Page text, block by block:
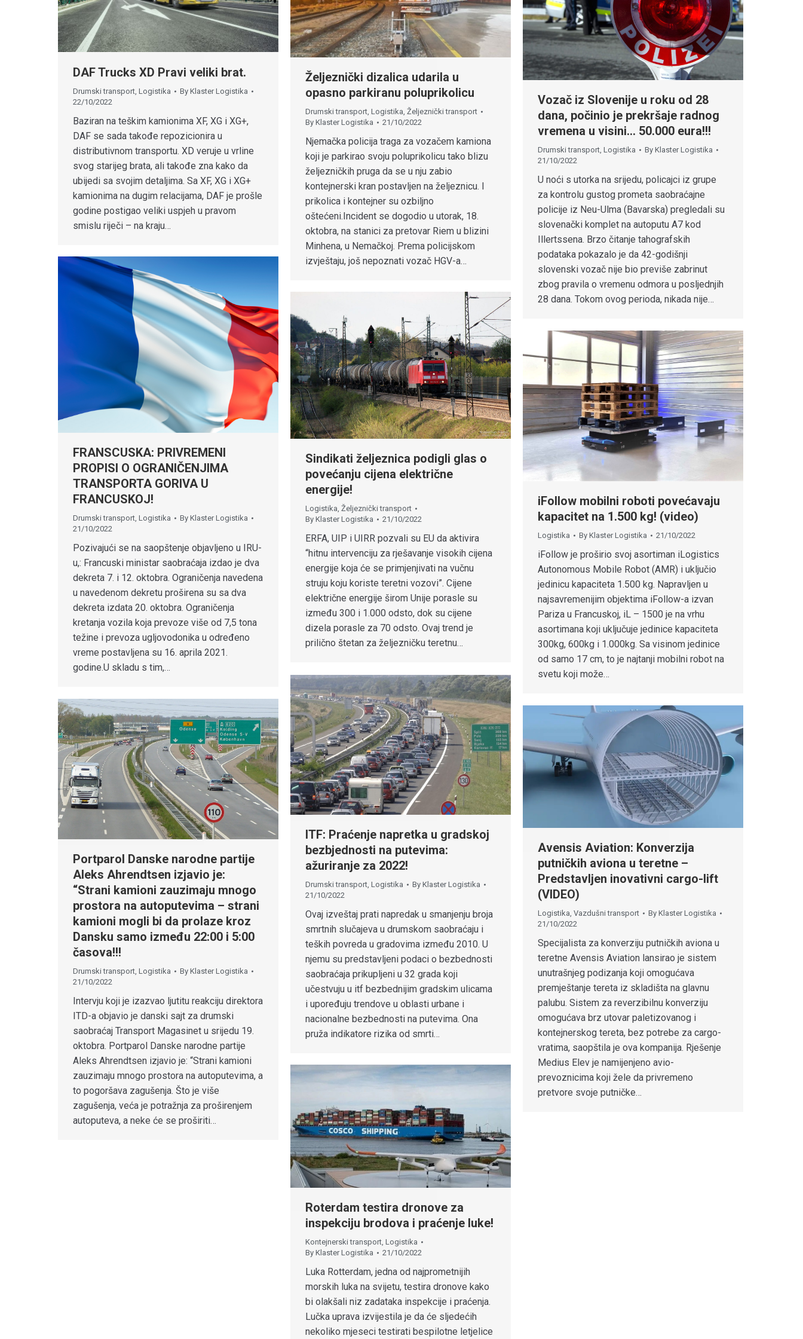
DAF Trucks XD Pravi veliki brat.
Drumski transport Logistika By Klaster Logistika
22/10/2022
Baziran na teškim kamionima XF, XG i XG+,
DAF se sada takođe repozicionira u
distributivnom transportu. XD veruje u vrline
svog starijeg brata, ali takođe zna kako da
ubijedi sa svojim detaljima. Sa XF, XG i XG+
kamionima na dugim relacijama, DAF je prošle
godine postigao veliki uspjeh u pravom
smislu riječi – na kraju…
Željeznički dizalica udarila u
opasno parkiranu poluprikolicu
Drumski transport Logistika Željeznički transport
By Klaster Logistika 21/10/2022
Njemačka policija traga za vozačem kamiona
koji je parkirao svoju poluprikolicu tako blizu
željezničkih pruga da se u nju zabio
kontejnerski kran postavljen na željeznicu. I
prikolica i kontejner su ozbiljno
oštećeni.Incident se dogodio u utorak, 18.
oktobra, na stanici za pretovar Riem u blizini
Minhena, u Nemačkoj. Prema policijskom
izvještaju, još nepoznati vozač HGV-a…
Vozač iz Slovenije u roku od 28
dana, počinio je prekršaje radnog
vremena u visini… 50.000 eura!!!
Drumski transport, Logistika By Klaster Logistika
21/10/2022
U noći s utorka na srijedu, policajci iz grupe
za kontrolu gustog prometa saobraćajne
policije iz Neu-Ulma (Bavarska) pregledali su
slovenački komplet na autoputu A7 kod
Illertssena. Brzo čitanje tahografskih
podataka pokazalo je da 42-godišnji
slovenski vozač nije bio previše zabrinut
zbog pravila o vremenu odmora u posljednjih
28 dana. Tokom ovog perioda, nikada nije…
FRANSCUSKA: PRIVREMENI
PROPISI O OGRANIČENJIMA
TRANSPORTA GORIVA U
FRANCUSKOJ!
Drumski transport, Logistika By Klaster Logistika
21/10/2022
Pozivajući se na saopštenje objavljeno u IRU-
u,: Francuski ministar saobraćaja izdao je dva
dekreta 7. i 12. oktobra. Ograničenja navedena
u navedenom dekretu proširena su sa dva
dekreta izdata 20. oktobra. Ograničenja
kretanja vozila koja prevoze više od 7,5 tona
težine i prevoza ugljovodonika u određeno
vreme postavljena su 16. aprila 2021.
godine.U skladu s tim,…
Sindikati željeznica podigli glas o
povećanju cijena električne
energije!
Logistika, Željeznički transport
By Klaster Logistika 21/10/2022
ERFA, UIP i UIRR pozvali su EU da aktivira
“hitnu intervenciju za rješavanje visokih cijena
energije koja će se primjenjivati na vučnu
struju koju koriste teretni vozovi”. Cijene
električne energije širom Unije porasle su
između 300 i 1.000 odsto, dok su cijene
dizela porasle za 70 odsto. Ovaj trend je
prilično štetan za željezničku teretnu…
iFollow mobilni roboti povećavaju
kapacitet na 1.500 kg! (video)
Logistika By Klaster Logistika 21/10/2022
iFollow je proširio svoj asortiman iLogistics
Autonomous Mobile Robot (AMR) i uključio
jedinicu kapaciteta 1.500 kg. Napravljen u
najsavremenijim objektima iFollow-a izvan
Pariza u Francuskoj, iL – 1500 je na vrhu
asortimana koji uključuje jedinice kapaciteta
300kg, 600kg i 1.000kg. Sa visinom jedinice
od samo 17 cm, to je najtanji mobilni robot na
svetu koji može…
ITF: Praćenje napretka u gradskoj
bezbjednosti na putevima:
ažuriranje za 2022!
Drumski transport Logistika By Klaster Logistika
21/10/2022
Ovaj izveštaj prati napredak u smanjenju broja
smrtnih slučajeva u drumskom saobraćaju i
teških povreda u gradovima između 2010. U
njemu su predstavljeni podaci o bezbednosti
saobraćaja prikupljeni u 32 grada koji
učestvuju u itf bezbednijim gradskim ulicama
i upoređuju trendove u oblasti urbane i
nacionalne bezbednosti na putevima. Ona
pruža indikatore rizika od smrti…
Portparol Danske narodne partije
Aleks Ahrendtsen izjavio je:
“Strani kamioni zauzimaju mnogo
prostora na autoputevima – strani
kamioni mogli bi da prolaze kroz
Dansku samo između 22:00 i 5:00
časova!!!
Drumski transport Logistika By Klaster Logistika
21/10/2022
Intervju koji je izazvao ljutitu reakciju direktora
ITD-a objavio je danski sajt za drumski
saobraćaj Transport Magasinet u srijedu 19.
oktobra. Portparol Danske narodne partije
Aleks Ahrendtsen izjavio je: “Strani kamioni
zauzimaju mnogo prostora na autoputevima, a
to pogoršava zagušenja. Što je više
zagušenja, veća je potražnja za proširenjem
autoputeva, a neke će se proširiti…
Avensis Aviation: Konverzija
putničkih aviona u teretne –
Predstavljen inovativni cargo-lift
(VIDEO)
Logistika, Vazdušni transport By Klaster Logistika
21/10/2022
Specijalista za konverziju putničkih aviona u
teretne Avensis Aviation lansirao je sistem
unutrašnjeg podizanja koji omogućava
premještanje tereta iz skladišta na glavnu
palubu. Sistem za reverzibilnu konverziju
omogućava brz utovar paletizovanog i
kontejnerskog tereta, bez potrebe za cargo-
vratima, saopštila je ova kompanija. Rješenje
Medius Elev je namijenjeno avio-
prevoznicima koji žele da privremeno
pretvore svoje putničke…
Roterdam testira dronove za
inspekciju brodova i praćenje luke!
Kontejnerski transport, Logistika
By Klaster Logistika 21/10/2022
Luka Rotterdam, jedna od najprometnijih
morskih luka na svijetu, testira dronove kako
bi olakšali niz zadataka inspekcije i praćenja.
Lučka uprava izvijestila je da će sljedećih
nekoliko mjeseci testirati bespilotne letjelice